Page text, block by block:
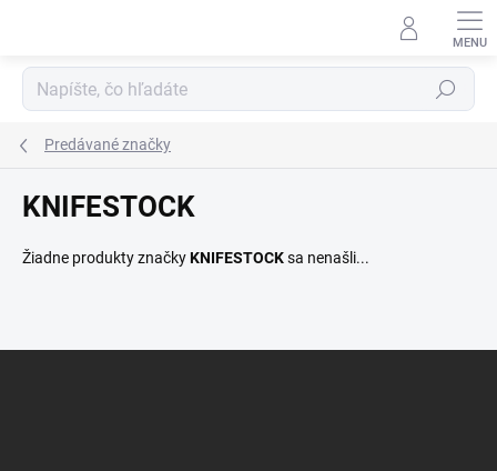
Hľadať
Predávané značky
KNIFESTOCK
Žiadne produkty značkyKNIFESTOCKsa nenašli...